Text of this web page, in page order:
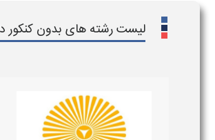
لیست رشته های بدون کنکور